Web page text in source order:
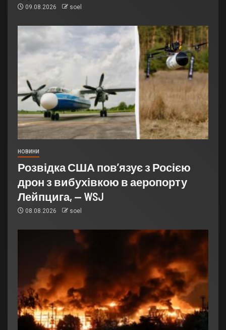
09.08.2026 soel
НОВИНИ
Розвідка США пов’язує з Росією
дрон з вибухівкою в аеропорту
Лейпцига, — WSJ
08.08.2026 soel